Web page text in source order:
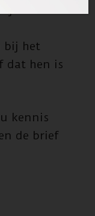
bij het
dat hen is
kennis
de brief